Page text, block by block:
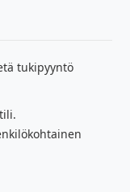
tukipyyntö